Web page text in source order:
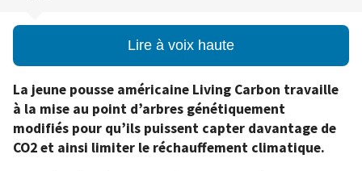
Lire à voix haute
La jeune pousse américaine Living Carbon travaille
à la mise au point d’arbres génétiquement
modifiés pour qu’ils puissent capter davantage de
CO2 et ainsi limiter le réchauffement climatique.